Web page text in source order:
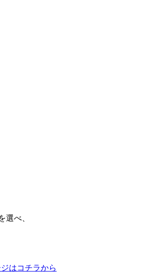
選べ、
はコチラから